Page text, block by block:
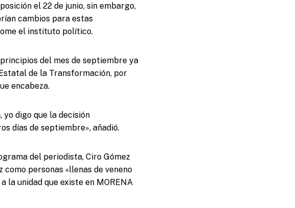
el 22 de junio, sin embargo,
cambios para estas
el instituto político.
del mes de septiembre ya
de la Transformación, por
encabeza.
yo digo que la decisión
días de septiembre», añadió.
del periodista, Ciro Gómez
personas «llenas de veneno
la unidad que existe en MORENA